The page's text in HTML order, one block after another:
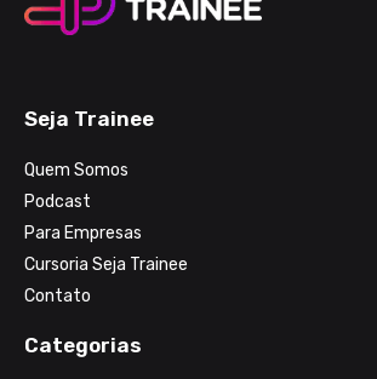
Seja Trainee
Quem Somos
Podcast
Para Empresas
Cursoria Seja Trainee
Contato
Categorias